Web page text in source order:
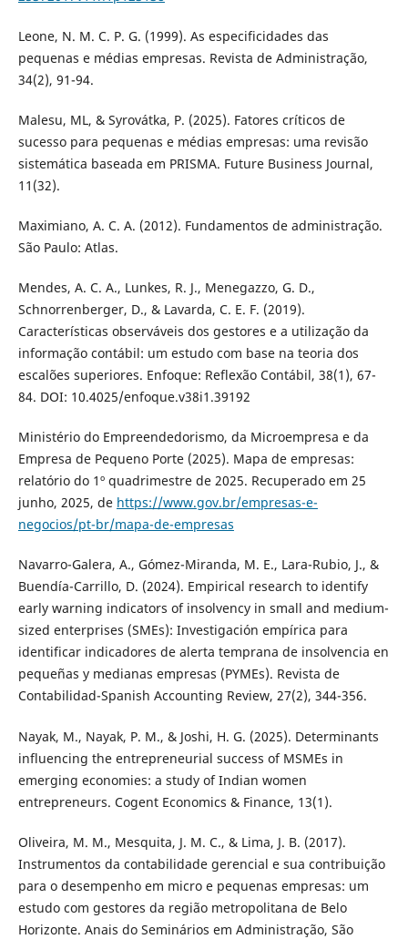
Leone, N. M. C. P. G. (1999). As especificidades das
pequenas e médias empresas. Revista de Administração,
34(2), 91-94.
Malesu, ML, & Syrovátka, P. (2025). Fatores críticos de
sucesso para pequenas e médias empresas: uma revisão
sistemática baseada em PRISMA. Future Business Journal,
11(32).
Maximiano, A. C. A. (2012). Fundamentos de administração.
São Paulo: Atlas.
Mendes, A. C. A., Lunkes, R. J., Menegazzo, G. D.,
Schnorrenberger, D., & Lavarda, C. E. F. (2019).
Características observáveis dos gestores e a utilização da
informação contábil: um estudo com base na teoria dos
escalões superiores. Enfoque: Reflexão Contábil, 38(1), 67-
84. DOI: 10.4025/enfoque.v38i1.39192
Ministério do Empreendedorismo, da Microempresa e da
Empresa de Pequeno Porte (2025). Mapa de empresas:
relatório do 1º quadrimestre de 2025. Recuperado em 25
junho, 2025, de https://www.gov.br/empresas-e-
negocios/pt-br/mapa-de-empresas
Navarro-Galera, A., Gómez-Miranda, M. E., Lara-Rubio, J., &
Buendía-Carrillo, D. (2024). Empirical research to identify
early warning indicators of insolvency in small and medium-
sized enterprises (SMEs): Investigación empírica para
identificar indicadores de alerta temprana de insolvencia en
pequeñas y medianas empresas (PYMEs). Revista de
Contabilidad-Spanish Accounting Review, 27(2), 344-356.
Nayak, M., Nayak, P. M., & Joshi, H. G. (2025). Determinants
influencing the entrepreneurial success of MSMEs in
emerging economies: a study of Indian women
entrepreneurs. Cogent Economics & Finance, 13(1).
Oliveira, M. M., Mesquita, J. M. C., & Lima, J. B. (2017).
Instrumentos da contabilidade gerencial e sua contribuição
para o desempenho em micro e pequenas empresas: um
estudo com gestores da região metropolitana de Belo
Horizonte. Anais do Seminários em Administração, São